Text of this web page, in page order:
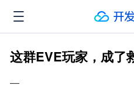
这群EVE玩家，成了
—